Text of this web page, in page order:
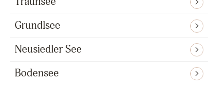
Grundlsee
Neusiedler See
Bodensee